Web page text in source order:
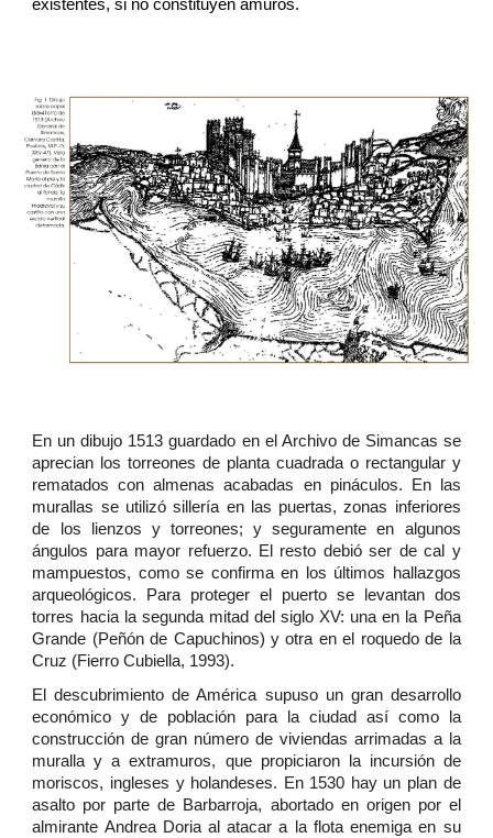
existentes, si no constituyen amuros.
En un dibujo 1513 guardado en el Archivo de Simancas se
aprecian los torreones de planta cuadrada o rectangular y
rematados con almenas acabadas en pináculos. En las
murallas se utilizó sillería en las puertas, zonas inferiores
de los lienzos y torreones; y seguramente en algunos
ángulos para mayor refuerzo. El resto debió ser de cal y
mampuestos, como se confirma en los últimos hallazgos
arqueológicos. Para proteger el puerto se levantan dos
torres hacia la segunda mitad del siglo XV: una en la Peña
Grande (Peñón de Capuchinos) y otra en el roquedo de la
Cruz (Fierro Cubiella, 1993).
El descubrimiento de América supuso un gran desarrollo
económico y de población para la ciudad así como la
construcción de gran número de viviendas arrimadas a la
muralla y a extramuros, que propiciaron la incursión de
moriscos, ingleses y holandeses. En 1530 hay un plan de
asalto por parte de Barbarroja, abortado en origen por el
almirante Andrea Doria al atacar a la flota enemiga en su